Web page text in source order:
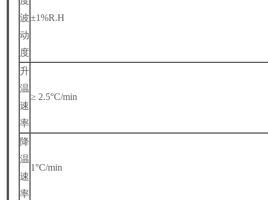
波
动
度
±1%R.H
升
温
速
率
≥ 2.5°C/min
降
温
速
率
1°C/min